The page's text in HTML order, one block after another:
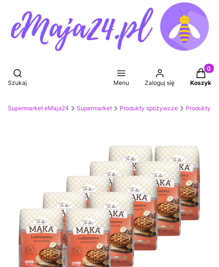
Otwórz wyszukiwarkę
Szukaj Menu Zaloguj się Koszyk
Supermarket eMaja24 Supermarket Produkty spożywcze Produkty